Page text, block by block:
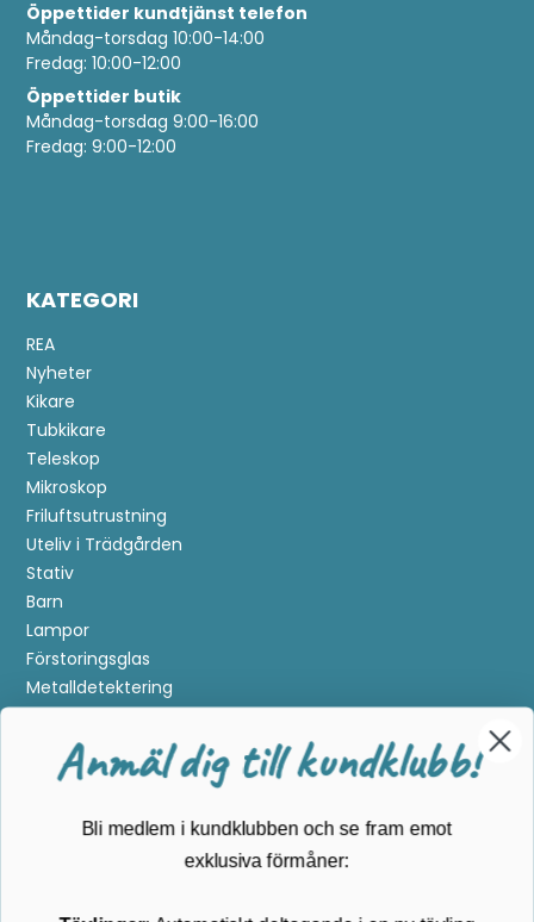
Öppettider kundtjänst telefon
Måndag-torsdag 10:00-14:00
Fredag: 10:00-12:00
Öppettider butik
Måndag-torsdag 9:00-16:00
Fredag: 9:00-12:00
KATEGORI
REA
Nyheter
Kikare
Tubkikare
Teleskop
Mikroskop
Friluftsutrustning
Uteliv i Trädgården
Stativ
Barn
Lampor
Förstoringsglas
Metalldetektering
Mærker
Returnering
Anmäl dig till kundklubb!
Bli medlem i kundklubben och se fram emot